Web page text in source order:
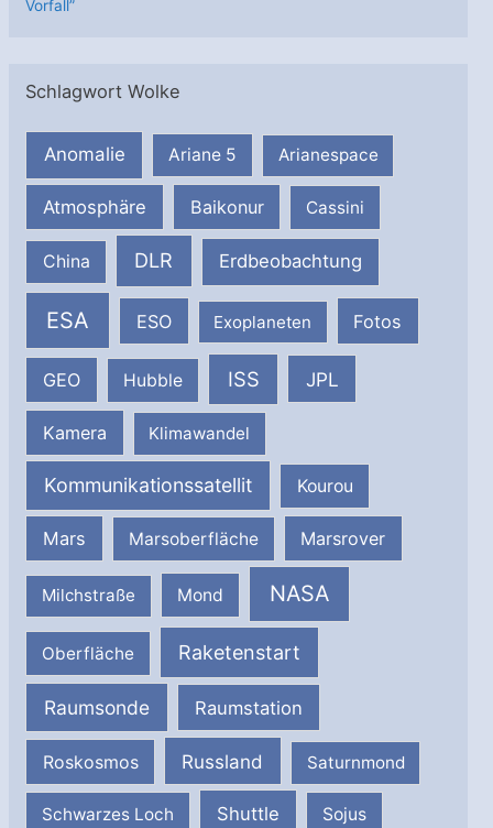
Vorfall”
Schlagwort Wolke
Anomalie Ariane 5 Arianespace
Atmosphäre Baikonur Cassini
China DLR Erdbeobachtung
ESA ESO Exoplaneten Fotos
GEO Hubble ISS JPL
Kamera Klimawandel
Kommunikationssatellit Kourou
Mars Marsoberfläche Marsrover
Milchstraße Mond NASA
Oberfläche Raketenstart
Raumsonde Raumstation
Roskosmos Russland Saturnmond
Schwarzes Loch Shuttle Sojus